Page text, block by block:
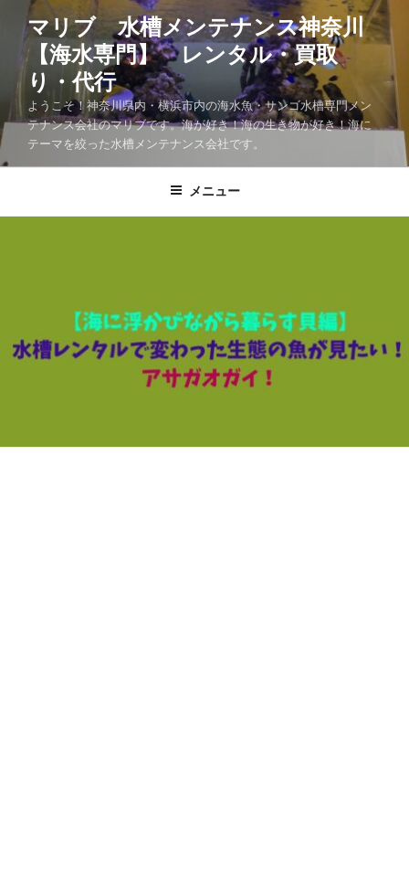
マリブ 水槽メンテナンス神奈川
【海水専門】 レンタル・買取
り・代行
ようこそ！神奈川県内・横浜市内の海水魚・サンゴ水槽専門メン
テナンス会社のマリブです。海が好き！海の生き物が好き！海に
テーマを絞った水槽メンテナンス会社です。
メニュー